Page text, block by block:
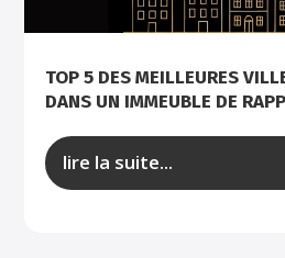
TOP 5 DES MEILLEURES
DANS UN IMMEUBLE DE
lire la suite...